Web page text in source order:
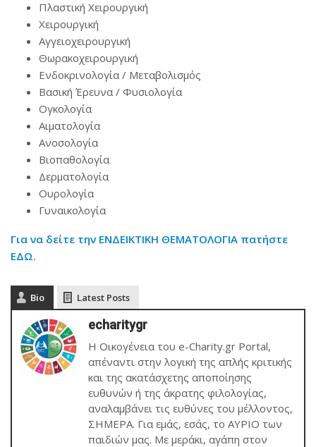
Πλαστική Χειρουργική
Χειρουργική
Αγγειοχειρουργική
Θωρακοχειρουργική
Ενδοκρινολογία / Μεταβολισμός
Βασική Έρευνα / Φυσιολογία
Ογκολογία
Αιματολογία
Ανοσολογία
Βιοπαθολογία
Δερματολογία
Ουρολογία
Γυναικολογία
Για να δείτε την ΕΝΔΕΙΚΤΙΚΗ ΘΕΜΑΤΟΛΟΓΙΑ πατήστε
ΕΔΩ.
Bio Latest Posts
echaritygr
Η Οικογένεια του e-Charity.gr Portal,
απέναντι στην λογική της απλής κριτικής
και της ακατάσχετης αποποίησης
ευθυνών ή της άκρατης φιλολογίας,
αναλαμβάνει τις ευθύνες του μέλλοντος,
ΣΗΜΕΡΑ. Για εμάς, εσάς, το ΑΥΡΙΟ των
παιδιών μας. Με μεράκι, αγάπη στον